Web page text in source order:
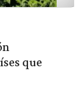
que